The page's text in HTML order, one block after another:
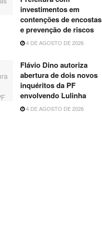
investimentos em
contenções de encostas
e prevenção de riscos
4 DE AGOSTO DE 2026
Flávio Dino autoriza
abertura de dois novos
inquéritos da PF
envolvendo Lulinha
4 DE AGOSTO DE 2026